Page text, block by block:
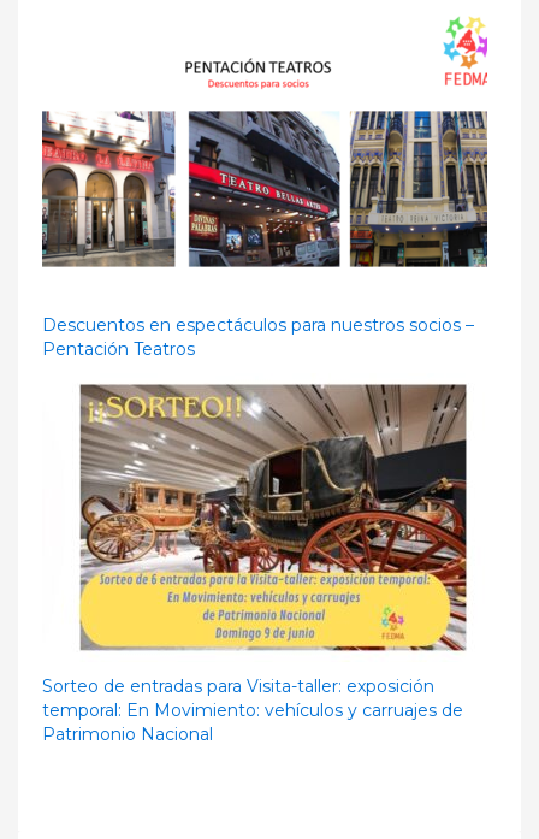
Descuentos en espectáculos para nuestros socios –
Pentación Teatros
Sorteo de entradas para Visita-taller: exposición
temporal: En Movimiento: vehículos y carruajes de
Patrimonio Nacional